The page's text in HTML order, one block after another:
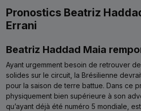
Pronostics Beatriz
Errani
Beatriz Haddad Maia
Ayant urgemment besoin de retrouver
solides sur le circuit, la Brésilienne
pour la saison de terre battue. Dans ce
physiquement bien supérieure à son
qu’ayant déjà été numéro 5 mondiale,